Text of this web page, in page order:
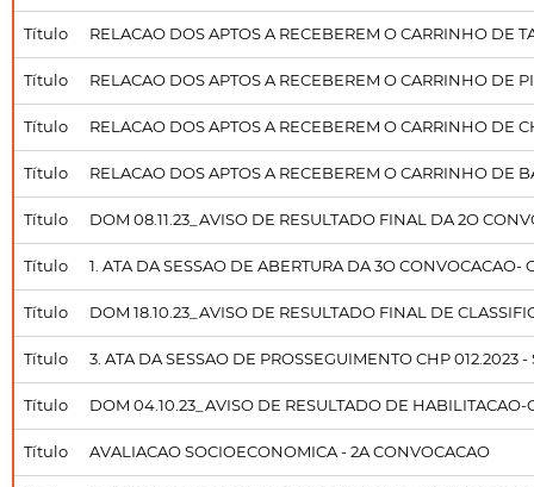
Título RELACAO DOS APTOS A RECEBEREM O CARRINHO DE
Título RELACAO DOS APTOS A RECEBEREM O CARRINHO DE
Título RELACAO DOS APTOS A RECEBEREM O CARRINHO DE
Título RELACAO DOS APTOS A RECEBEREM O CARRINHO DE
Título DOM 08.11.23_AVISO DE RESULTADO FINAL DA 2O
Título 1. ATA DA SESSAO DE ABERTURA DA 3O CONVOCACAO-
Título DOM 18.10.23_AVISO DE RESULTADO FINAL DE
Título 3. ATA DA SESSAO DE PROSSEGUIMENTO CHP 012.2023 -
Título DOM 04.10.23_AVISO DE RESULTADO DE HABILITACAO-
Título AVALIACAO SOCIOECONOMICA - 2A CONVOCACAO